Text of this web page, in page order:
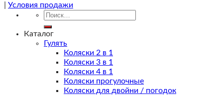
Условия продажи
Искать:
Каталог
Гулять
Коляски 2 в 1
Коляски 3 в 1
Коляски 4 в 1
Коляски прогулочные
Коляски для двойни / погодок